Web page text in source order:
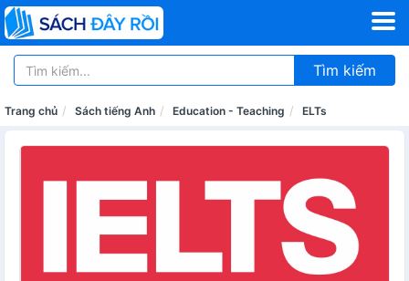
Tìm kiếm
Trang chủ Sách tiếng Anh Education - Teaching ELTs